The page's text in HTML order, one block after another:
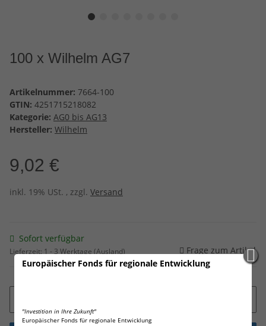
Europäischer Fonds für regionale Entwicklung
"Investition in Ihre Zukunft"
Europäischer Fonds für regionale Entwicklung
100 x Wilhelm AG7
Artikelnummer: 7664-100
GTIN: 4251715218082
Kategorie: AG0 bis AG13
Hersteller: Wilhelm
9,02 €
inkl. 19% USt. , zzgl. Versand
Sofort verfügbar
Lieferzeit: 1 - 3 Werktage (Ausland) Frage zum Artikel